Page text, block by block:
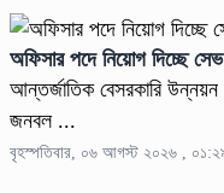
অফিসার পদে নিয়োগ দিচ্ছে
আন্তর্জাতিক বেসরকারি
জনবল ...
বৃহস্পতিবার, ০৬ আগস্ট ২০২৬ ,